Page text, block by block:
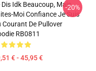
Dis Idk Beaucoup, Mais
Moi Confiance Je Suis
Courant De Pullover
RB0811
€ - 45,95 €
-20%